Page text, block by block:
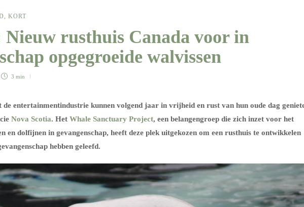
, KORT
rusthuis Canada voor in
opgegroeide walvissen
3 min
de entertainmentindustrie kunnen volgend jaar in vrijheid en rust van hun oude dag
Nova Scotia. Het Whale Sanctuary Project, een belangengroep die zich inzet voor het
en dolfijnen in gevangenschap, heeft deze plek uitgekozen om een rusthuis te ontwikkelen
hebben geleefd.